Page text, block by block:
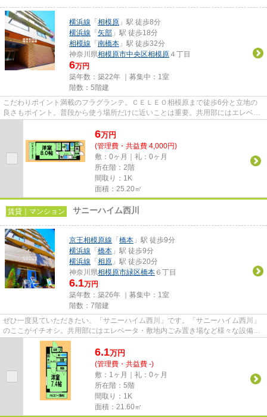
横浜線 「 相模原 」駅 徒歩8分
横浜線 「 矢部 」駅 徒歩18分
相模線 「 南橋本 」駅 徒歩32分
神奈川県相模原市中央区相模原 ４丁目
6万円
築年数：築22年 ｜募集中： 1室
階数：5階建
こだわりポイント満載のフラグランテ。ＣＥＬＥＯ相模原まで徒歩6分と立地の
良さもポイント。普段から使う場所だけに近いことは重要。共用部にはエレベー
6万円
(管理費・共益費 4,000円)
敷：0ヶ月｜礼：0ヶ月
所在階：2階
間取り：1K
面積：25.20㎡
賃貸｜マンション サニーハイム西川
京王相模原線 「 橋本 」駅 徒歩9分
横浜線 「 橋本 」駅 徒歩9分
横浜線 「 相原 」駅 徒歩20分
神奈川県相模原市緑区橋本 ６丁目
6.1万円
築年数：築26年 ｜募集中： 1室
階数：7階建
ぜひ一度見ていただきたい、「サニーハイム西川」です。「サニーハイム西川」
のここがイチオシ。共用部にはエレベータ・敷地内ごみ置き場など様々な設備や
サービスが揃っているので便...
6.1万円
(管理費・共益費 -)
敷：1ヶ月｜礼：0ヶ月
所在階：5階
間取り：1K
面積：21.60㎡